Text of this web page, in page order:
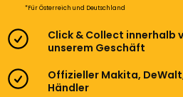
*Für Österreich und Deutschland
Click & Collect innerhalb
unserem Geschäft
Offizieller Makita,
Händler